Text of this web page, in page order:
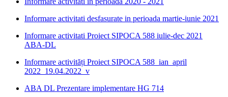
Informare activitati desfasurate in perioada martie-iunie 2021
Informare activitati Proiect SIPOCA 588 iulie-dec 2021
ABA-DL
Informare activități Proiect SIPOCA 588_ian_april
2022_19.04.2022_v
ABA DL Prezentare implementare HG 714